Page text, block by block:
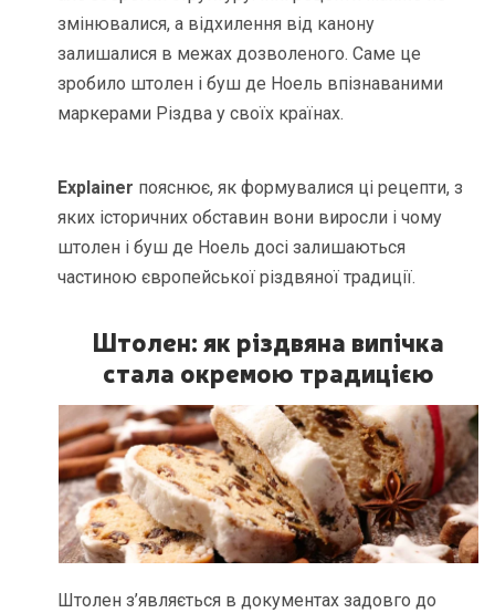
змінювалися, а відхилення від канону
залишалися в межах дозволеного. Саме це
зробило штолен і буш де Ноель впізнаваними
маркерами Різдва у своїх країнах.
Explainer пояснює, як формувалися ці рецепти, з
яких історичних обставин вони виросли і чому
штолен і буш де Ноель досі залишаються
частиною європейської різдвяної традиції.
Штолен: як різдвяна випічка
стала окремою традицією
Штолен з’являється в документах задовго до